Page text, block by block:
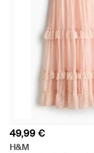
49,99 €
H&M